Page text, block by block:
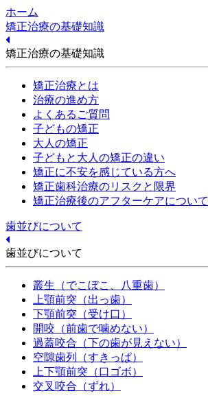
ホーム
矯正治療の基礎知識
矯正治療の基礎知識
矯正治療とは
治療の進め方
よくあるご質問
子どもの矯正
大人の矯正
子どもと大人の矯正の違い
矯正に不安を感じている方へ
矯正歯科治療のリスクと限界
矯正治療後のアフターケアについて
歯並びについて
歯並びについて
叢生（でこぼこ、八重歯）
上顎前突（出っ歯）
下顎前突（受け口）
開咬（前歯で噛めない）
過蓋咬合（下の歯が見えない）
空隙歯列（すきっぱ）
上下顎前突（口ゴボ）
交叉咬合（ずれ）